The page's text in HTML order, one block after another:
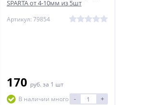
SPARTA от 4-10мм из 5шт
Артикул: 79854
170 руб. за 1 шт
В наличии много
- +